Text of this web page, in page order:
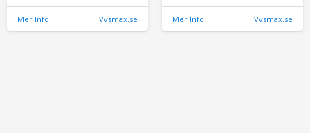
Mer Info Vvsmax.se Mer Info Vvsmax.se